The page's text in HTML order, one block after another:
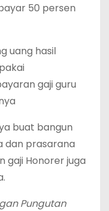
50 persen
uang hasil
gaji guru
buat bangun
dan prasarana
gaji Honorer juga
Pungutan